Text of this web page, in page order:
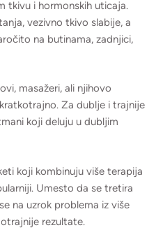
tkivu i hormonskih uticaja.
vezivno tkivo slabije, a
na butinama, zadnjici,
masažeri, ali njihovo
Za dublje i trajnije
koji deluju u dubljim
koji kombinuju više terapija
Umesto da se tretira
na uzrok problema iz više
rezultate.